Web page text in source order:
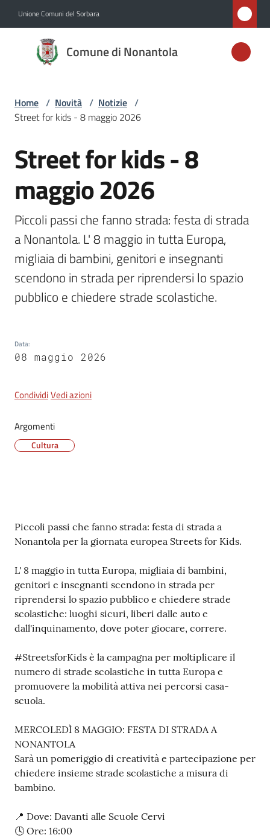
Unione Comuni del Sorbara
Comune di Nonantola
Comune di
Nonantola
Amministrazione
Menu selezionato
Nonantola
Tutti
su
Home / Novità / Notizie /
Street for kids - 8 maggio 2026
Salta al contenuto
Street for kids - 8
maggio 2026
Piccoli passi che fanno strada: festa di strada
a Nonantola. L' 8 maggio in tutta Europa,
migliaia di bambini, genitori e insegnanti
scendono in strada per riprendersi lo spazio
pubblico e chiedere strade scolastiche.
Data:
08 maggio 2026
CondividiVedi azioni
Argomenti
Cultura
Contenuto
Piccoli passi che fanno strada: festa di strada a
Nonantola per la giornata europea Streets for Kids.
L' 8 maggio in tutta Europa, migliaia di bambini,
genitori e insegnanti scendono in strada per
riprendersi lo spazio pubblico e chiedere strade
scolastiche: luoghi sicuri, liberi dalle auto e
dall'inquinamento, dove poter giocare, correre.
#StreetsforKids è la campagna per moltiplicare il
numero di strade scolastiche in tutta Europa e
promuovere la mobilità attiva nei percorsi casa-
scuola.
MERCOLEDÌ 8 MAGGIO: FESTA DI STRADA A
NONANTOLA
Sarà un pomeriggio di creatività e partecipazione per
chiedere insieme strade scolastiche a misura di
bambino.
📍 Dove: Davanti alle Scuole Cervi
🕓 Ore: 16:00